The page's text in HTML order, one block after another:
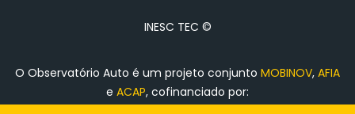
INESC TEC ©
O Observatório Auto é um projeto conjunto MOBINOV, AFIA
e ACAP, cofinanciado por: